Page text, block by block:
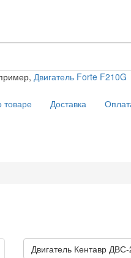
Двигатель Forte F210G
товаре Доставка
Двигатель Кентавр